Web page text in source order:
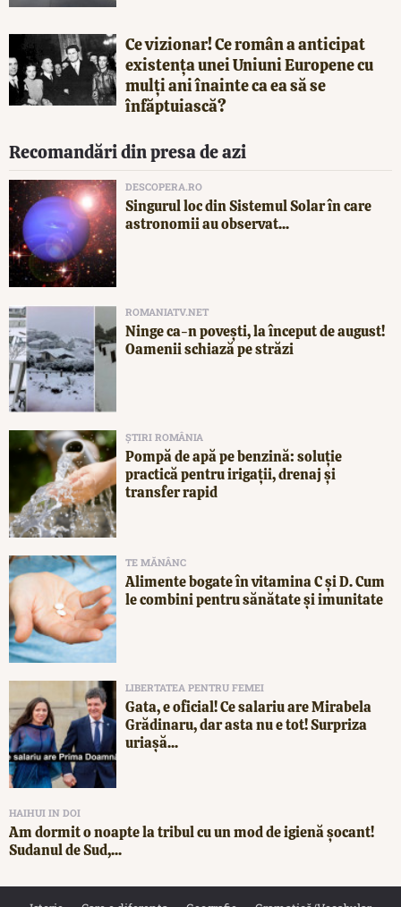
Ce vizionar! Ce român a anticipat
existența unei Uniuni Europene cu
mulți ani înainte ca ea să se
înfăptuiască?
Recomandări din presa de azi
DESCOPERA.RO
Singurul loc din Sistemul Solar în care
astronomii au observat...
ROMANIATV.NET
Ninge ca-n povești, la început de august!
Oamenii schiază pe străzi
ȘTIRI ROMÂNIA
Pompă de apă pe benzină: soluție
practică pentru irigații, drenaj și
transfer rapid
TE MĂNÂNC
Alimente bogate în vitamina C și D. Cum
le combini pentru sănătate și imunitate
LIBERTATEA PENTRU FEMEI
Gata, e oficial! Ce salariu are Mirabela
Grădinaru, dar asta nu e tot! Surpriza
uriașă...
HAIHUI IN DOI
Am dormit o noapte la tribul cu un mod de igienă șocant!
Sudanul de Sud,...